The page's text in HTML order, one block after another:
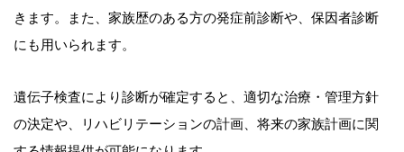
きます。また、家族歴のある方の発症前診断や、保因者診断
にも用いられます。
遺伝子検査により診断が確定すると、適切な治療・管理方針
の決定や、リハビリテーションの計画、将来の家族計画に関